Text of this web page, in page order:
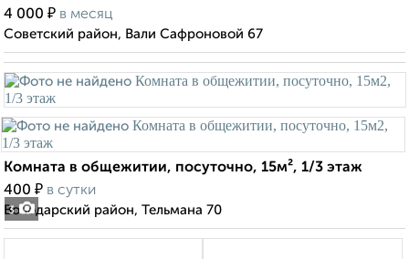
4 000 ₽ в месяц
Советский район, Вали Сафроновой 67
3
Комната в общежитии, посуточно, 15м², 1/3 этаж
400 ₽ в сутки
Володарский район, Тельмана 70